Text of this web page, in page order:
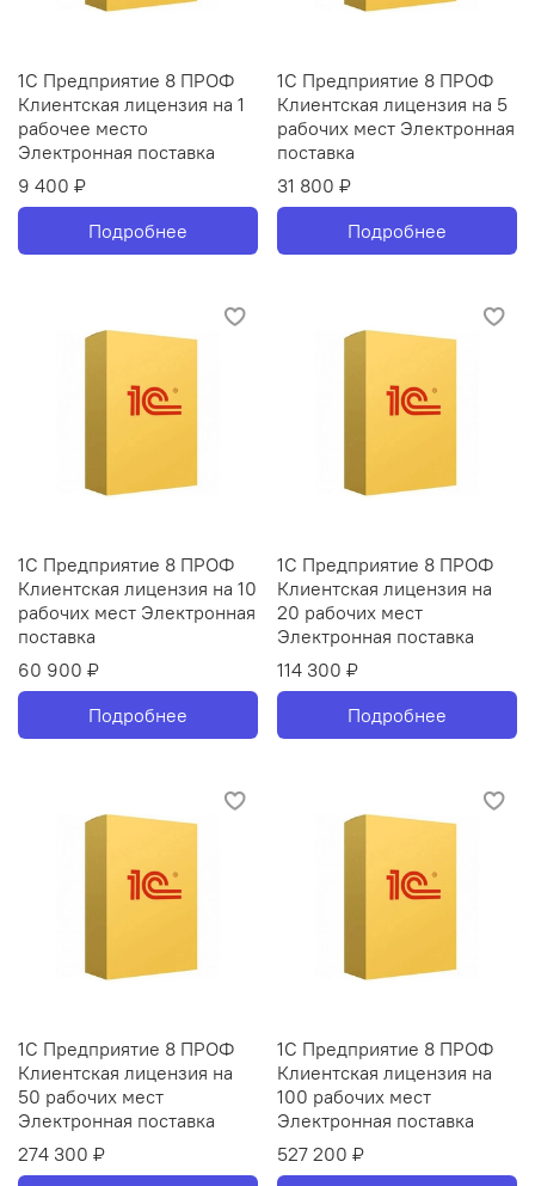
1С Предприятие 8 ПРОФ
Клиентская лицензия на 1
рабочее место
Электронная поставка
9 400 ₽
Подробнее
1С Предприятие 8 ПРОФ
Клиентская лицензия на 5
рабочих мест Электронная
поставка
31 800 ₽
Подробнее
1С Предприятие 8 ПРОФ
Клиентская лицензия на 10
рабочих мест Электронная
поставка
60 900 ₽
Подробнее
1С Предприятие 8 ПРОФ
Клиентская лицензия на
20 рабочих мест
Электронная поставка
114 300 ₽
Подробнее
1С Предприятие 8 ПРОФ
Клиентская лицензия на
50 рабочих мест
Электронная поставка
274 300 ₽
1С Предприятие 8 ПРОФ
Клиентская лицензия на
100 рабочих мест
Электронная поставка
527 200 ₽